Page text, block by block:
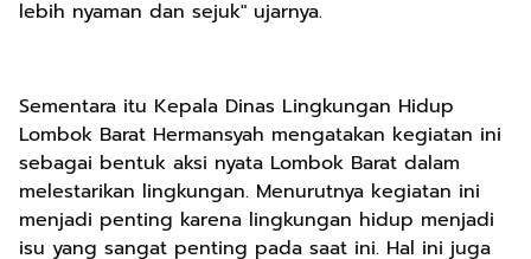
lebih nyaman dan sejuk" ujarnya.
Sementara itu Kepala Dinas Lingkungan Hidup
Lombok Barat Hermansyah mengatakan kegiatan ini
sebagai bentuk aksi nyata Lombok Barat dalam
melestarikan lingkungan. Menurutnya kegiatan ini
menjadi penting karena lingkungan hidup menjadi
isu yang sangat penting pada saat ini. Hal ini juga